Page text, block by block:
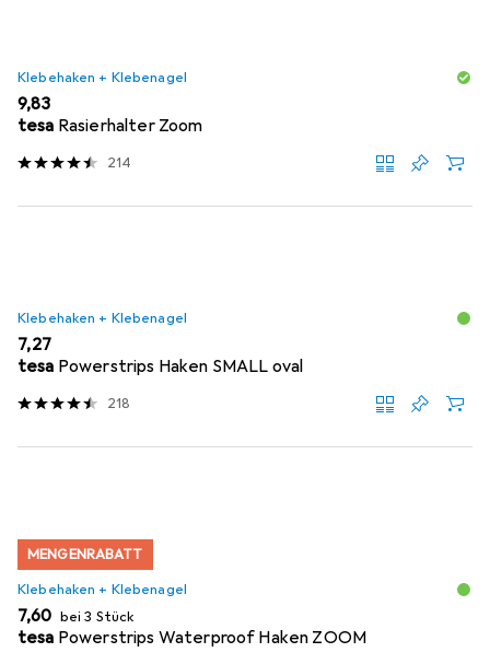
Klebehaken + Klebenagel
EUR
9,83
tesa Rasierhalter Zoom
214
Klebehaken + Klebenagel
EUR
7,27
tesa Powerstrips Haken SMALL oval
218
MENGENRABATT
Klebehaken + Klebenagel
EUR
7,60 bei 3 Stück
tesa Powerstrips Waterproof Haken ZOOM